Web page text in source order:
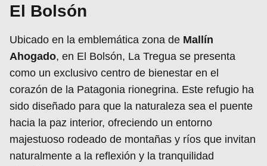
El Bolsón
Ubicado en la emblemática zona de Mallín
Ahogado, en El Bolsón, La Tregua se presenta
como un exclusivo centro de bienestar en el
corazón de la Patagonia rionegrina. Este refugio ha
sido diseñado para que la naturaleza sea el puente
hacia la paz interior, ofreciendo un entorno
majestuoso rodeado de montañas y ríos que invitan
naturalmente a la reflexión y la tranquilidad